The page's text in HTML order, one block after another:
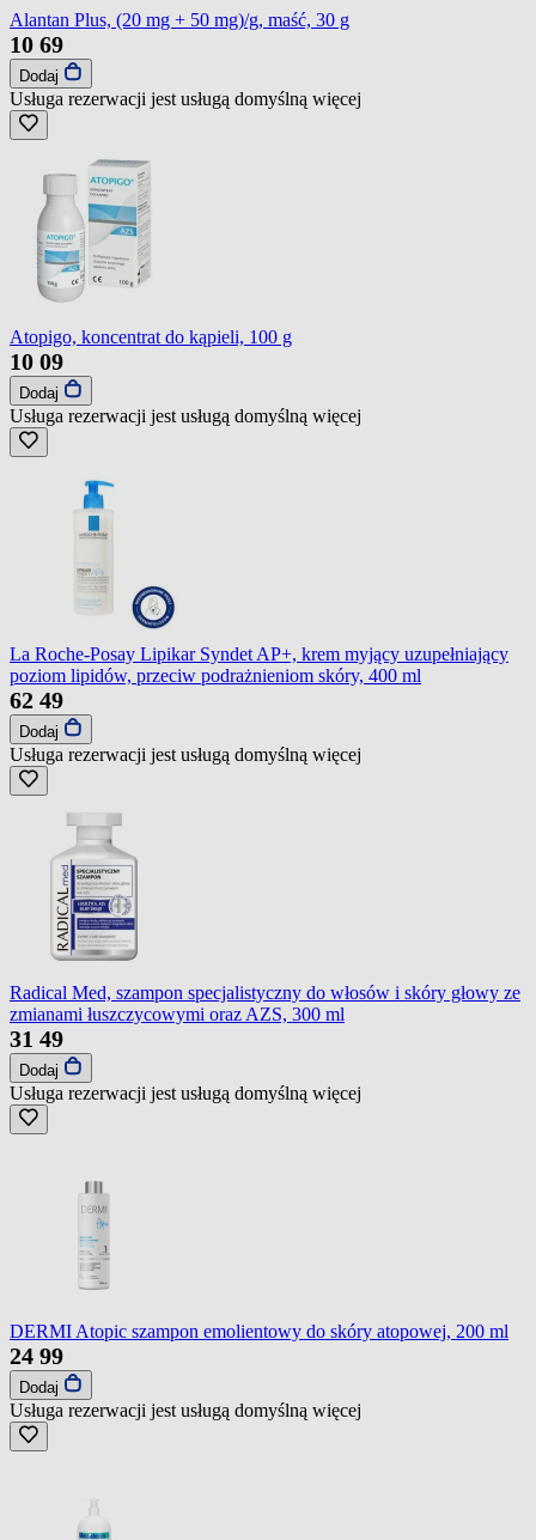
Alantan Plus, (20 mg + 50 mg)/g, maść, 30 g
10 69
Dodaj
Usługa rezerwacji jest usługą domyślną więcej
Atopigo, koncentrat do kąpieli, 100 g
10 09
Dodaj
Usługa rezerwacji jest usługą domyślną więcej
La Roche-Posay Lipikar Syndet AP+, krem myjący uzupełniający
poziom lipidów, przeciw podrażnieniom skóry, 400 ml
62 49
Dodaj
Usługa rezerwacji jest usługą domyślną więcej
Radical Med, szampon specjalistyczny do włosów i skóry głowy ze
zmianami łuszczycowymi oraz AZS, 300 ml
31 49
Dodaj
Usługa rezerwacji jest usługą domyślną więcej
DERMI Atopic szampon emolientowy do skóry atopowej, 200 ml
24 99
Dodaj
Usługa rezerwacji jest usługą domyślną więcej